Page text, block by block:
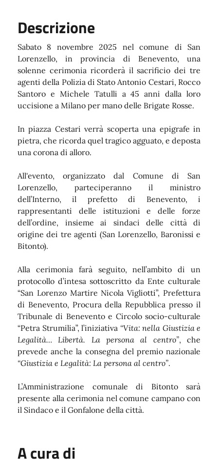
Descrizione
Sabato 8 novembre 2025 nel comune di San
Lorenzello, in provincia di Benevento, una
solenne cerimonia ricorderà il sacrificio dei tre
agenti della Polizia di Stato Antonio Cestari, Rocco
Santoro e Michele Tatulli a 45 anni dalla loro
uccisione a Milano per mano delle Brigate Rosse.
In piazza Cestari verrà scoperta una epigrafe in
pietra, che ricorda quel tragico agguato, e deposta
una corona di alloro.
All'evento, organizzato dal Comune di San
Lorenzello, parteciperanno il ministro
dell’Interno, il prefetto di Benevento, i
rappresentanti delle istituzioni e delle forze
dell’ordine, insieme ai sindaci delle città di
origine dei tre agenti (San Lorenzello, Baronissi e
Bitonto).
Alla cerimonia farà seguito, nell’ambito di un
protocollo d’intesa sottoscritto da Ente culturale
“San Lorenzo Martire Nicola Vigliotti”, Prefettura
di Benevento, Procura della Repubblica presso il
Tribunale di Benevento e Circolo socio-culturale
“Petra Strumilia”, l’iniziativa “Vita: nella Giustizia e
Legalità… Libertà. La persona al centro”, che
prevede anche la consegna del premio nazionale
“Giustizia e Legalità: La persona al centro”.
L’Amministrazione comunale di Bitonto sarà
presente alla cerimonia nel comune campano con
il Sindaco e il Gonfalone della città.
A cura di